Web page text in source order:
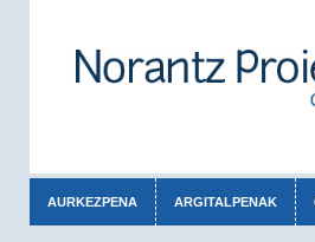
AURKEZPENA ARGITALPENAK